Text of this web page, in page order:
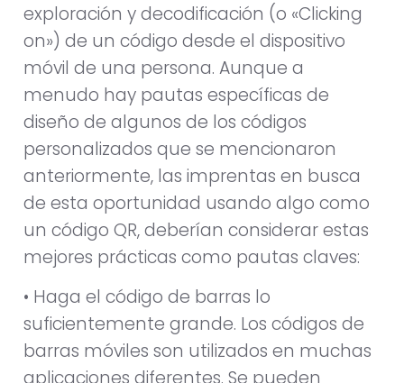
exploración y decodificación (o «Clicking
on») de un código desde el dispositivo
móvil de una persona. Aunque a
menudo hay pautas específicas de
diseño de algunos de los códigos
personalizados que se mencionaron
anteriormente, las imprentas en busca
de esta oportunidad usando algo como
un código QR, deberían considerar estas
mejores prácticas como pautas claves:
• Haga el código de barras lo
suficientemente grande. Los códigos de
barras móviles son utilizados en muchas